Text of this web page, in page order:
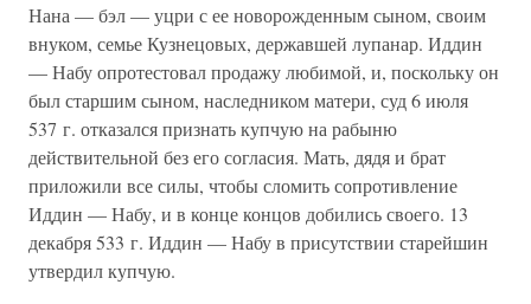
Нана — бэл — уцри с ее новорожденным сыном, своим
внуком, семье Кузнецовых, державшей лупанар. Иддин
— Набу опротестовал продажу любимой, и, поскольку он
был старшим сыном, наследником матери, суд 6 июля
537 г. отказался признать купчую на рабыню
действительной без его согласия. Мать, дядя и брат
приложили все силы, чтобы сломить сопротивление
Иддин — Набу, и в конце концов добились своего. 13
декабря 533 г. Иддин — Набу в присутствии старейшин
утвердил купчую.